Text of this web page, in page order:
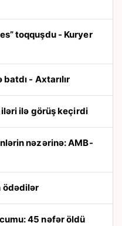
- Axtarılır
ilə görüş keçirdi
ödədilər
45 nəfər öldü